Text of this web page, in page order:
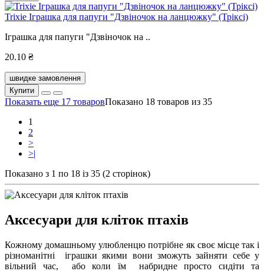
Trixie Іграшка для папуги "Дзвіночок на ланцюжку" (Тріксі)
Іграшка для папуги "Дзвіночок на ..
20.10 ₴
швидке замовлення
Купити
Показать еще 17 товаровПоказано 18 товаров из 35
1
2
>
>|
Показано з 1 по 18 із 35 (2 сторінок)
Аксесуари для кліток птахів
Кожному домашньому улюбленцю потрібне як своє місце так і
різноманітні іграшки якими вони зможуть зайняти себе у
вільний час, або коли їм набридне просто сидіти та